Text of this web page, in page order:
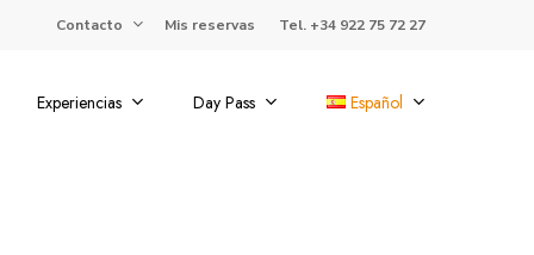
Contacto Mis reservas Tel. +34 922 75 72 27
Experiencias Day Pass Español